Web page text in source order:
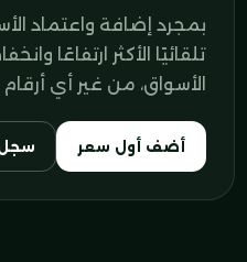
بمجرد إضافة واعتماد
تلقائيًا الأكثر ارتفاعًا
الأسواق، من غير أي أرقام
أضف أول سعر سجل